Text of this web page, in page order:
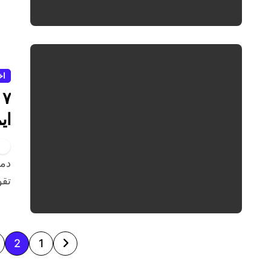
دمنوش‌های پاییزی راهی ساده و طبیعی برای گرم‌کردن بدن،
ص
1
2